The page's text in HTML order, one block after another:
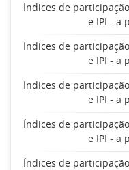
Índices de
e IPI - a
Índices de
e IPI - a
Índices de
e IPI - a
Índices de
e IPI - a
Índices de